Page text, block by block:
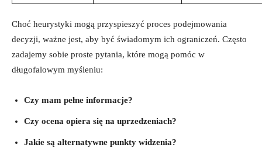
Choć heurystyki mogą przyspieszyć proces podejmowania
decyzji, ważne jest, aby być świadomym ich ograniczeń. Często
zadajemy sobie proste pytania, które mogą pomóc w
długofalowym myśleniu:
Czy mam pełne informacje?
Czy ocena opiera się na uprzedzeniach?
Jakie są alternatywne punkty widzenia?